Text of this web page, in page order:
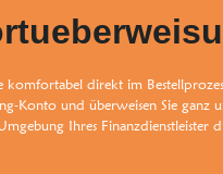
komfortabel direkt im
Konto und überweisen Sie ganz
Ihres Finanzdienstleister